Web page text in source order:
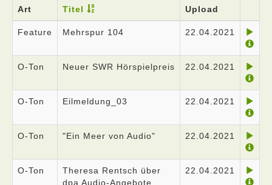
Art
Titel Upload
Feature Mehrspur 104 22.04.2021
O-Ton Neuer SWR Hörspielpreis 22.04.2021
O-Ton Eilmeldung_03 22.04.2021
O-Ton "Ein Meer von Audio" 22.04.2021
O-Ton
Theresa Rentsch über
dpa Audio-Angebote
22.04.2021